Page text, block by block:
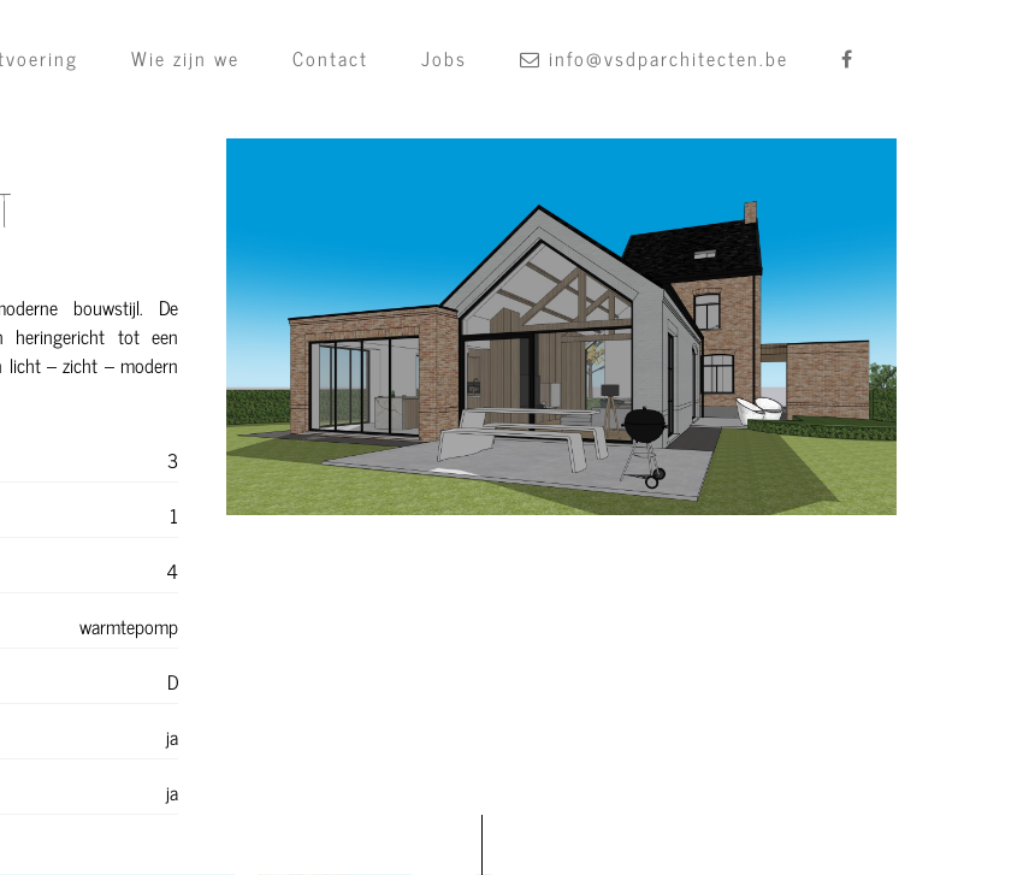
Wie zijn we Contact Jobs info@vsdparchitecten.be
bouwstijl. De
heringericht tot een
licht – zicht – modern
3
1
4
warmtepomp
D
ja
ja